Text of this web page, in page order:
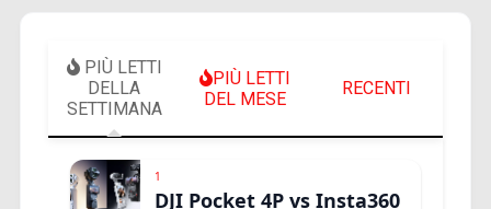
PIÙ LETTI
DELLA
SETTIMANA
PIÙ LETTI
DEL MESE
RECENTI
1
DJI Pocket 4P vs Insta360